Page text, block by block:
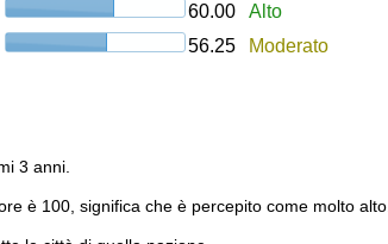
60.00
Alto
56.25 Moderato
3 anni.
è 100, significa che è percepito come molto alto.